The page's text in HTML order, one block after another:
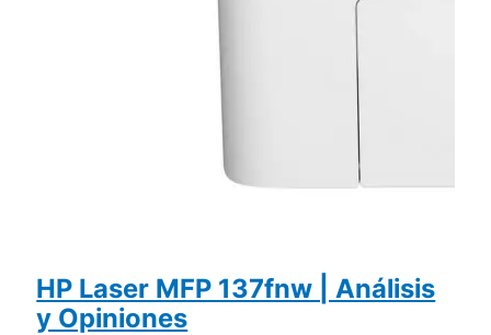
HP Laser MFP 137fnw | Análisis
y Opiniones